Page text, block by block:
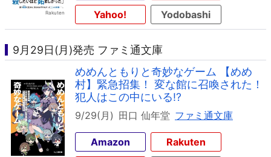
Yahoo!
Yodobashi
9月29日(月)発売 ファミ通文庫
めめんともりと奇妙なゲーム 【めめ
村】緊急招集！ 変な館に召喚された！
犯人はこの中にいる!?
9/29(月) 田口 仙年堂 ファミ通文庫
Amazon Rakuten